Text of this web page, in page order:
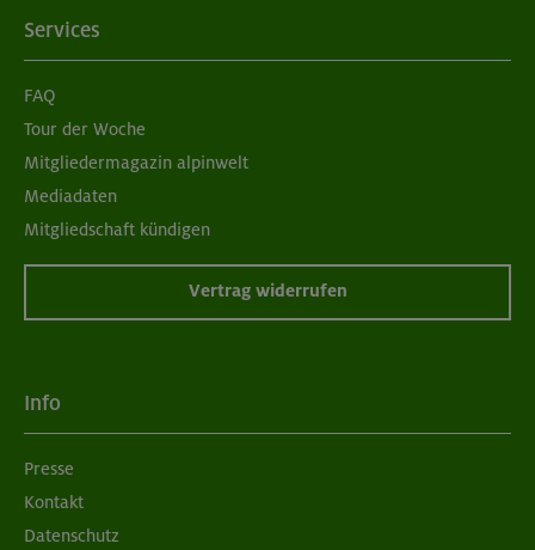
Services
FAQ
Tour der Woche
Mitgliedermagazin alpinwelt
Mediadaten
Mitgliedschaft kündigen
Vertrag widerrufen
Info
Presse
Kontakt
Datenschutz